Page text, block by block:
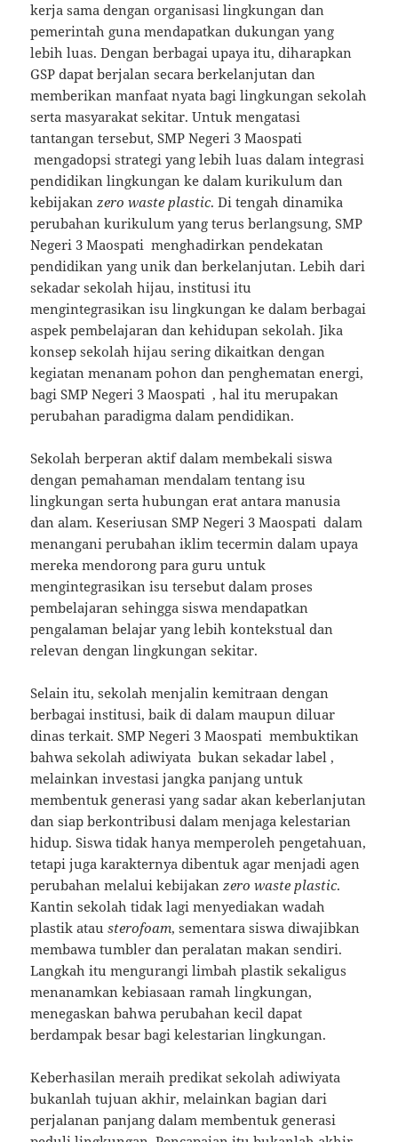
kerja sama dengan organisasi lingkungan dan
pemerintah guna mendapatkan dukungan yang
lebih luas. Dengan berbagai upaya itu, diharapkan
GSP dapat berjalan secara berkelanjutan dan
memberikan manfaat nyata bagi lingkungan sekolah
serta masyarakat sekitar. Untuk mengatasi
tantangan tersebut, SMP Negeri 3 Maospati
mengadopsi strategi yang lebih luas dalam integrasi
pendidikan lingkungan ke dalam kurikulum dan
kebijakanzero waste plastic. Di tengah dinamika
perubahan kurikulum yang terus berlangsung, SMP
Negeri 3 Maospati menghadirkan pendekatan
pendidikan yang unik dan berkelanjutan. Lebih dari
sekadar sekolah hijau, institusi itu
mengintegrasikan isu lingkungan ke dalam berbagai
aspek pembelajaran dan kehidupan sekolah. Jika
konsep sekolah hijau sering dikaitkan dengan
kegiatan menanam pohon dan penghematan energi,
bagi SMP Negeri 3 Maospati , hal itu merupakan
perubahan paradigma dalam pendidikan.
Sekolah berperan aktif dalam membekali siswa
dengan pemahaman mendalam tentang isu
lingkungan serta hubungan erat antara manusia
dan alam. Keseriusan SMP Negeri 3 Maospati dalam
menangani perubahan iklim tecermin dalam upaya
mereka mendorong para guru untuk
mengintegrasikan isu tersebut dalam proses
pembelajaran sehingga siswa mendapatkan
pengalaman belajar yang lebih kontekstual dan
relevan dengan lingkungan sekitar.
Selain itu, sekolah menjalin kemitraan dengan
berbagai institusi, baik di dalam maupun diluar
dinas terkait. SMP Negeri 3 Maospati membuktikan
bahwa sekolah adiwiyata bukan sekadar label ,
melainkan investasi jangka panjang untuk
membentuk generasi yang sadar akan keberlanjutan
dan siap berkontribusi dalam menjaga kelestarian
hidup. Siswa tidak hanya memperoleh pengetahuan,
tetapi juga karakternya dibentuk agar menjadi agen
perubahan melalui kebijakanzero waste plastic.
Kantin sekolah tidak lagi menyediakan wadah
plastik atausterofoam, sementara siswa diwajibkan
membawa tumbler dan peralatan makan sendiri.
Langkah itu mengurangi limbah plastik sekaligus
menanamkan kebiasaan ramah lingkungan,
menegaskan bahwa perubahan kecil dapat
berdampak besar bagi kelestarian lingkungan.
Keberhasilan meraih predikat sekolah adiwiyata
bukanlah tujuan akhir, melainkan bagian dari
perjalanan panjang dalam membentuk generasi